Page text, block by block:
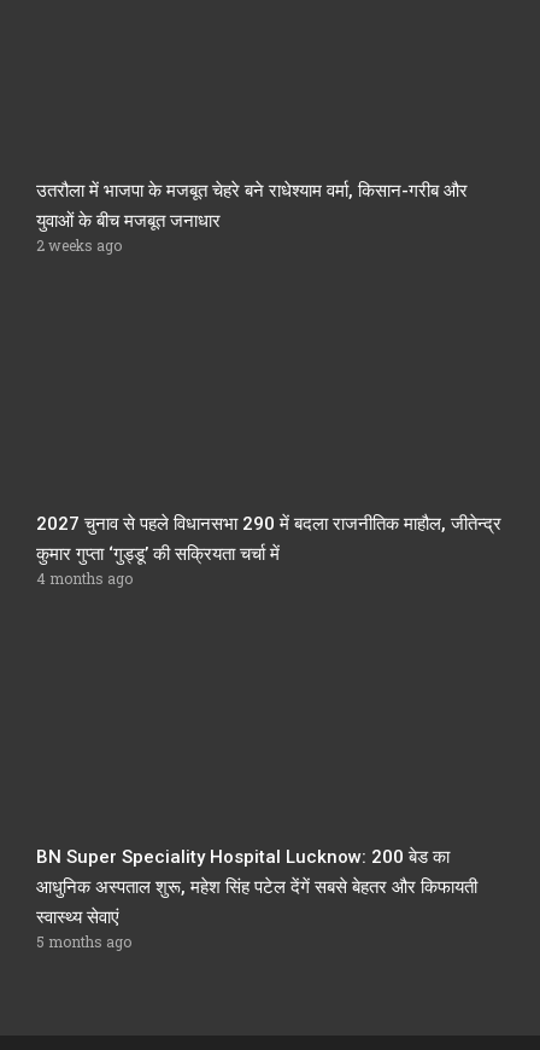
उतरौला में भाजपा के मजबूत चेहरे बने राधेश्याम वर्मा, किसान-गरीब और
युवाओं के बीच मजबूत जनाधार
2 weeks ago
2027 चुनाव से पहले विधानसभा 290 में बदला राजनीतिक माहौल, जीतेन्द्र
कुमार गुप्ता ‘गुड्डू’ की सक्रियता चर्चा में
4 months ago
BN Super Speciality Hospital Lucknow: 200 बेड का
आधुनिक अस्पताल शुरू, महेश सिंह पटेल देंगें सबसे बेहतर और किफायती
स्वास्थ्य सेवाएं
5 months ago